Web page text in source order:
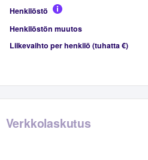
Henkilöstö
Henkilöstön muutos
Liikevaihto per henkilö (tuhatta €)
Verkkolaskutus